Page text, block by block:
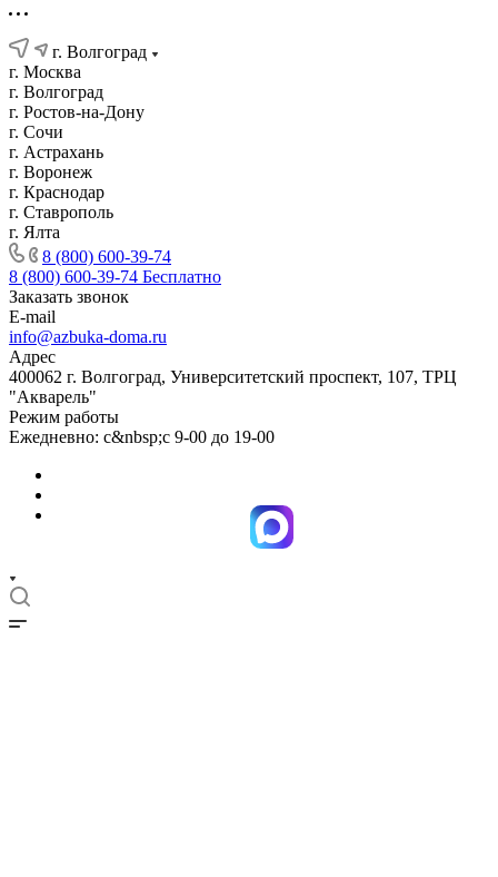
г. Волгоград
г. Москва
г. Волгоград
г. Ростов-на-Дону
г. Сочи
г. Астрахань
г. Воронеж
г. Краснодар
г. Ставрополь
г. Ялта
8 (800) 600-39-74
8 (800) 600-39-74 Бесплатно
Заказать звонок
E-mail
info@azbuka-doma.ru
Адрес
400062 г. Волгоград, Университетский проспект, 107, ТРЦ
"Акварель"
Режим работы
Ежедневно: с&nbsp;с 9-00 до 19-00